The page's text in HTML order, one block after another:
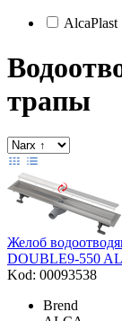
AlcaPlast
трапы
Желоб
DOUBLE9-550
Kod: 00093538
Brend